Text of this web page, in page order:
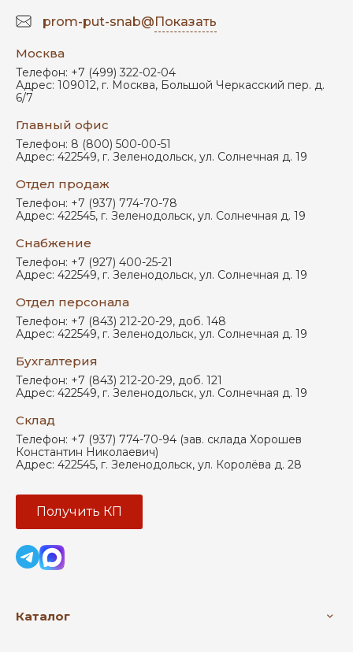
prom-put-snab@Показать
Москва
Телефон: +7 (499) 322-02-04
Адрес: 109012, г. Москва, Большой Черкасский пер. д.
6/7
Главный офис
Телефон: 8 (800) 500-00-51
Адрес: 422549, г. Зеленодольск, ул. Солнечная д. 19
Отдел продаж
Телефон: +7 (937) 774-70-78
Адрес: 422545, г. Зеленодольск, ул. Солнечная д. 19
Снабжение
Телефон: +7 (927) 400-25-21
Адрес: 422549, г. Зеленодольск, ул. Солнечная д. 19
Отдел персонала
Телефон: +7 (843) 212-20-29, доб. 148
Адрес: 422549, г. Зеленодольск, ул. Солнечная д. 19
Бухгалтерия
Телефон: +7 (843) 212-20-29, доб. 121
Адрес: 422549, г. Зеленодольск, ул. Солнечная д. 19
Склад
Телефон: +7 (937) 774-70-94 (зав. склада Хорошев
Константин Николаевич)
Адрес: 422545, г. Зеленодольск, ул. Королёва д. 28
Получить КП
Каталог